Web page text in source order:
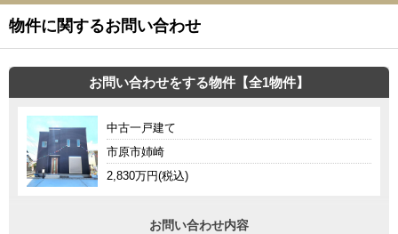
物件に関するお問い合わせ
お問い合わせをする物件【全1物件】
中古一戸建て
市原市姉崎
2,830万円(税込)
お問い合わせ内容